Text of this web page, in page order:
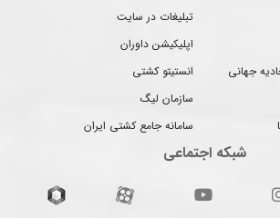
جهانی
تبلیغات در سایت
اپلیکیشن داوران
انستیتو کشتی
سازمان لیگ
سامانه جامع کشتی ایران
شبکه اجتماعی